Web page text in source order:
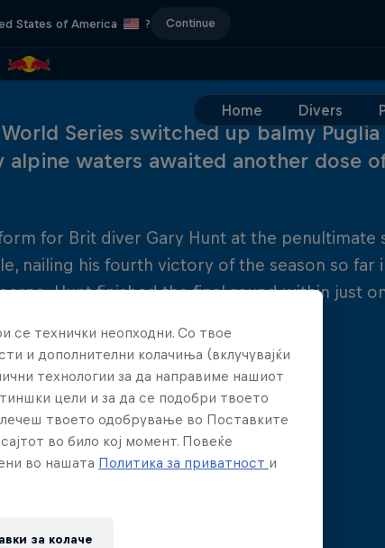
States of America ? Continue
Home Divers
Series switched up balmy
alpine waters awaited another dose
for Brit diver Gary Hunt at the penultimate
nailing his fourth victory of the season so far
Hunt finished the final round within just
се технички неопходни. Со твое
и дополнителни колачиња (вклучувајќи
технологии за да направиме нашиот
цели и за да се подобри твоето
твоето одобрување во Поставките
во било кој момент. Повеќе
во нашата Политика за приватност и
за колачe